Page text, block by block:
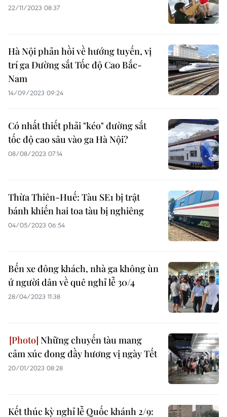
22/11/2023 08:37
Hà Nội phản hồi về hướng tuyến, vị
trí ga Đường sắt Tốc độ Cao Bắc-
Nam
14/09/2023 09:24
Có nhất thiết phải "kéo" đường sắt
tốc độ cao sâu vào ga Hà Nội?
08/08/2023 07:14
Thừa Thiên-Huế: Tàu SE1 bị trật
bánh khiến hai toa tàu bị nghiêng
04/05/2023 06:54
Bến xe đông khách, nhà ga không ùn
ứ người dân về quê nghỉ lễ 30/4
28/04/2023 11:38
Những chuyến tàu mang
cảm xúc đong đầy hương vị ngày Tết
20/01/2023 08:28
Kết thúc kỳ nghỉ lễ Quốc khánh 2/9: